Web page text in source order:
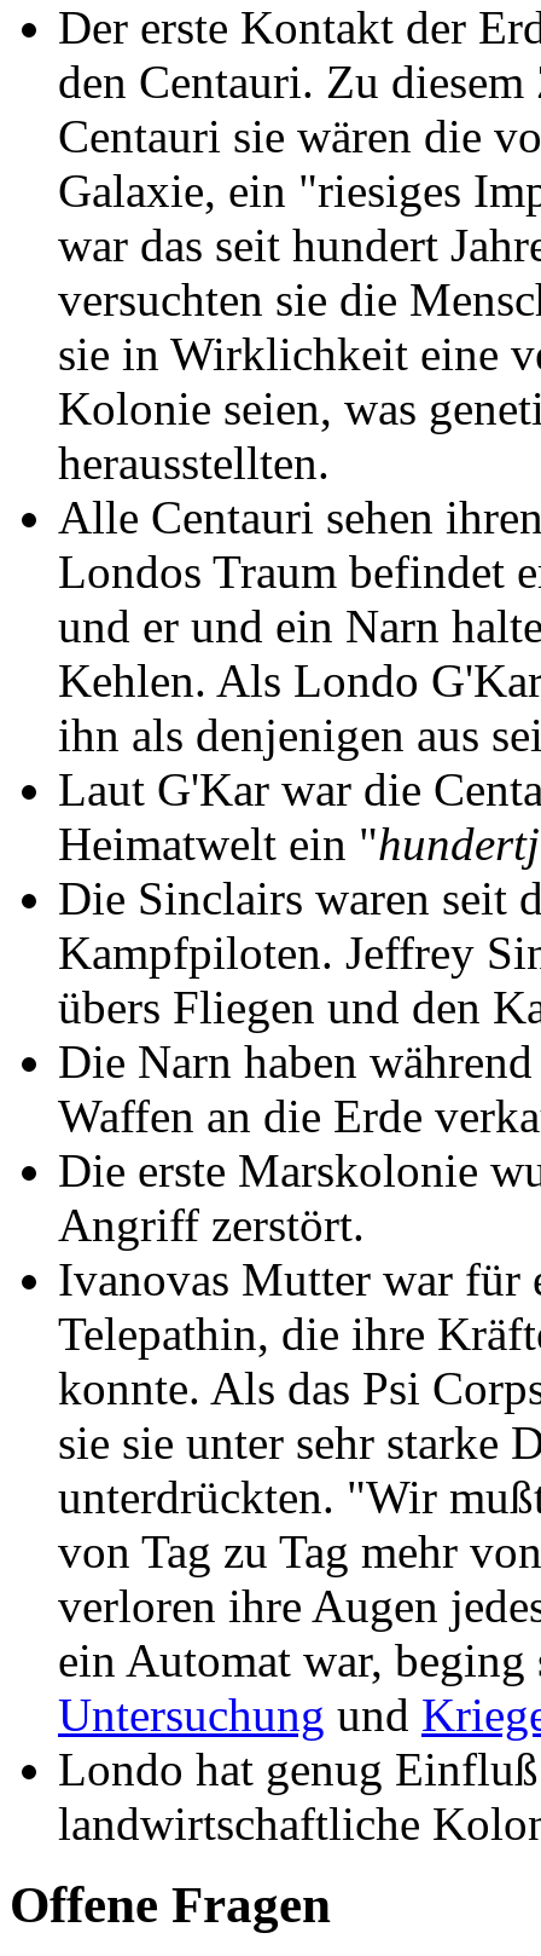
Der erste Kontakt der
den Centauri. Zu
Centauri sie wären die
Galaxie, ein "riesiges
war das seit hundert
versuchten sie die
sie in Wirklichkeit eine
Kolonie seien, was
herausstellten.
Alle Centauri sehen
Londos Traum befindet
und er und ein Narn
Kehlen. Als Londo
ihn als denjenigen aus
Laut G'Kar war die
Heimatwelt ein "
Die Sinclairs waren seit
Kampfpiloten. Jeffrey
übers Fliegen und den
Die Narn haben
Waffen an die Erde
Die erste Marskolonie
Angriff zerstört.
Ivanovas Mutter war für
Telepathin, die ihre
konnte. Als das Psi
sie sie unter sehr starke
unterdrückten. "Wir
von Tag zu Tag mehr
verloren ihre Augen
ein Automat war,
Untersuchung und
Londo hat genug
landwirtschaftliche
Offene Fragen